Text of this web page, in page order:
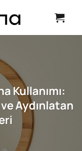
Kullanımı:
Aydınlatan